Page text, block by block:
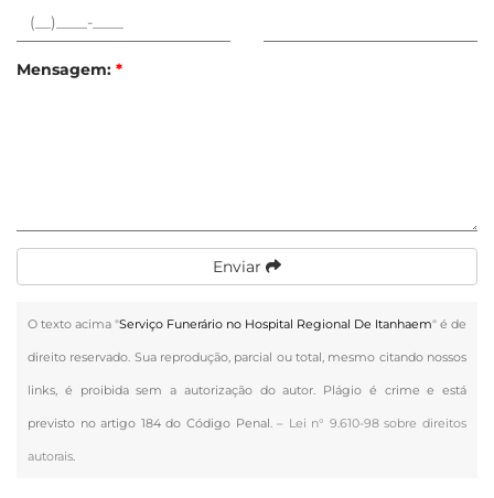
Mensagem: *
Enviar
O texto acima "Serviço Funerário no Hospital Regional De Itanhaem" é de
direito reservado. Sua reprodução, parcial ou total, mesmo citando nossos
links, é proibida sem a autorização do autor. Plágio é crime e está
previsto no artigo 184 do Código Penal. – Lei n° 9.610-98 sobre direitos
autorais.